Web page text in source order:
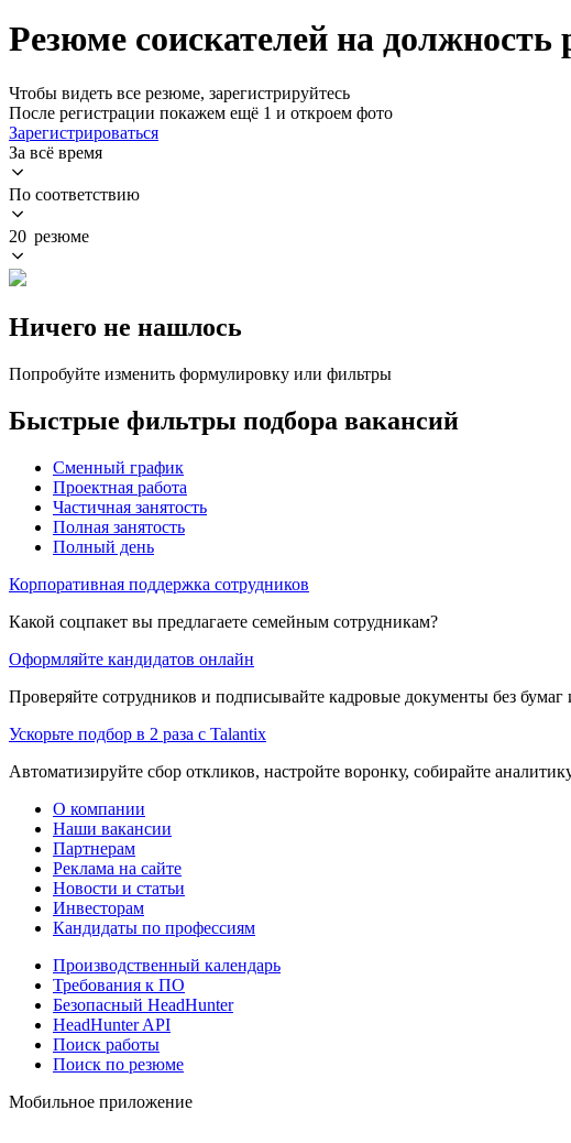
Резюме соискателей на
Чтобы видеть все резюме, зарегистрируйтесь
После регистрации покажем ещё 1 и откроем фото
Зарегистрироваться
За всё время
По соответствию
20 резюме
Ничего не нашлось
Попробуйте изменить формулировку или фильтры
Быстрые фильтры подбора вакансий
Сменный график
Проектная работа
Частичная занятость
Полная занятость
Полный день
Корпоративная поддержка сотрудников
Какой соцпакет вы предлагаете семейным сотрудникам?
Оформляйте кандидатов онлайн
Проверяйте сотрудников и подписывайте кадровые документы без
Ускорьте подбор в 2 раза с Talantix
Автоматизируйте сбор откликов, настройте воронку, собирайте
О компании
Наши вакансии
Партнерам
Реклама на сайте
Новости и статьи
Инвесторам
Кандидаты по профессиям
Производственный календарь
Требования к ПО
Безопасный HeadHunter
HeadHunter API
Поиск работы
Поиск по резюме
Мобильное приложение